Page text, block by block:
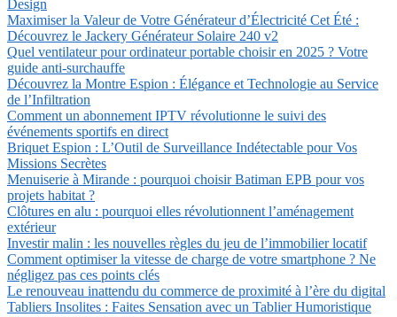
Design
Maximiser la Valeur de Votre Générateur d’Électricité Cet Été :
Découvrez le Jackery Générateur Solaire 240 v2
Quel ventilateur pour ordinateur portable choisir en 2025 ? Votre
guide anti-surchauffe
Découvrez la Montre Espion : Élégance et Technologie au Service
de l’Infiltration
Comment un abonnement IPTV révolutionne le suivi des
événements sportifs en direct
Briquet Espion : L’Outil de Surveillance Indétectable pour Vos
Missions Secrètes
Menuiserie à Mirande : pourquoi choisir Batiman EPB pour vos
projets habitat ?
Clôtures en alu : pourquoi elles révolutionnent l’aménagement
extérieur
Investir malin : les nouvelles règles du jeu de l’immobilier locatif
Comment optimiser la vitesse de charge de votre smartphone ? Ne
négligez pas ces points clés
Le renouveau inattendu du commerce de proximité à l’ère du digital
Tabliers Insolites : Faites Sensation avec un Tablier Humoristique